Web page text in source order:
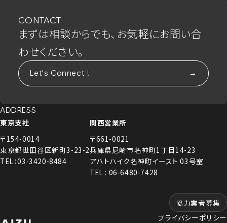
CONTACT
まずは相談からでも、お気軽にお問い合
わせください。
Let's Connect !
ADDRESS
東京支社
〒154-0014
東京都世田谷区新町3-23-2
TEL：03-3420-8484
関西営業所
〒661-0021
兵庫県尼崎市名神町1丁目14-23
アハトハイク名神町イースト 03号室
TEL : 06-6480-7428
協力業者募集
プライバシーポリシー